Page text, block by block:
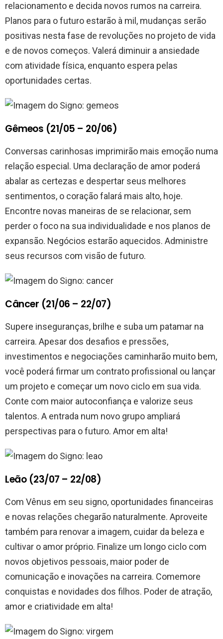
relacionamento e decida novos rumos na carreira.
Planos para o futuro estarão à mil, mudanças serão
positivas nesta fase de revoluções no projeto de vida
e de novos começos. Valerá diminuir a ansiedade
com atividade física, enquanto espera pelas
oportunidades certas.
Gêmeos (21/05 – 20/06)
Conversas carinhosas imprimirão mais emoção numa
relação especial. Uma declaração de amor poderá
abalar as certezas e despertar seus melhores
sentimentos, o coração falará mais alto, hoje.
Encontre novas maneiras de se relacionar, sem
perder o foco na sua individualidade e nos planos de
expansão. Negócios estarão aquecidos. Administre
seus recursos com visão de futuro.
Câncer (21/06 – 22/07)
Supere inseguranças, brilhe e suba um patamar na
carreira. Apesar dos desafios e pressões,
investimentos e negociações caminharão muito bem,
você poderá firmar um contrato profissional ou lançar
um projeto e começar um novo ciclo em sua vida.
Conte com maior autoconfiança e valorize seus
talentos. A entrada num novo grupo ampliará
perspectivas para o futuro. Amor em alta!
Leão (23/07 – 22/08)
Com Vênus em seu signo, oportunidades financeiras
e novas relações chegarão naturalmente. Aproveite
também para renovar a imagem, cuidar da beleza e
cultivar o amor próprio. Finalize um longo ciclo com
novos objetivos pessoais, maior poder de
comunicação e inovações na carreira. Comemore
conquistas e novidades dos filhos. Poder de atração,
amor e criatividade em alta!